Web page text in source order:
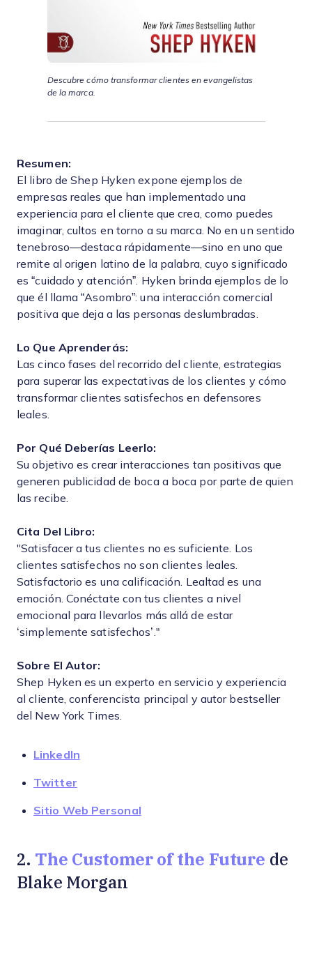
Descubre cómo transformar clientes en evangelistas
de la marca.
Resumen:
El libro de Shep Hyken expone ejemplos de
empresas reales que han implementado una
experiencia para el cliente que crea, como puedes
imaginar, cultos en torno a su marca. No en un sentido
tenebroso—destaca rápidamente—sino en uno que
remite al origen latino de la palabra, cuyo significado
es “cuidado y atención”. Hyken brinda ejemplos de lo
que él llama “Asombro”: una interacción comercial
positiva que deja a las personas deslumbradas.
Lo Que Aprenderás:
Las cinco fases del recorrido del cliente, estrategias
para superar las expectativas de los clientes y cómo
transformar clientes satisfechos en defensores
leales.
Por Qué Deberías Leerlo:
Su objetivo es crear interacciones tan positivas que
generen publicidad de boca a boca por parte de quien
las recibe.
Cita Del Libro:
"Satisfacer a tus clientes no es suficiente. Los
clientes satisfechos no son clientes leales.
Satisfactorio es una calificación. Lealtad es una
emoción. Conéctate con tus clientes a nivel
emocional para llevarlos más allá de estar
‘simplemente satisfechos’."
Sobre El Autor:
Shep Hyken es un experto en servicio y experiencia
al cliente, conferencista principal y autor bestseller
del New York Times.
LinkedIn
Twitter
Sitio Web Personal
2. The Customer of the Future de
Blake Morgan